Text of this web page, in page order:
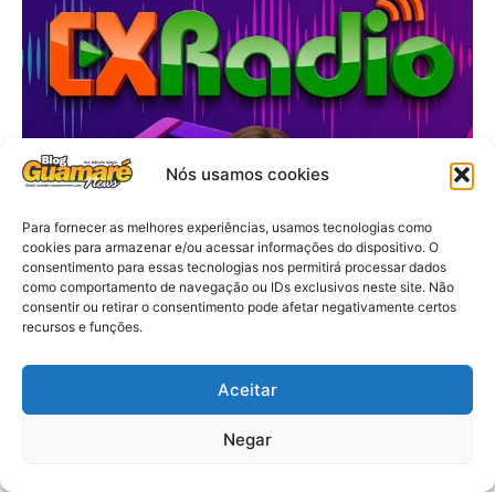
Nós usamos cookies
Para fornecer as melhores experiências, usamos tecnologias como
cookies para armazenar e/ou acessar informações do dispositivo. O
consentimento para essas tecnologias nos permitirá processar dados
como comportamento de navegação ou IDs exclusivos neste site. Não
consentir ou retirar o consentimento pode afetar negativamente certos
recursos e funções.
Aceitar
Negar